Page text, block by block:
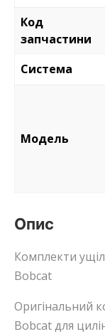
Код
запчастини
Система
Модель
Опис
Комплекти
Bobcat
Оригінальний
Bobcat для